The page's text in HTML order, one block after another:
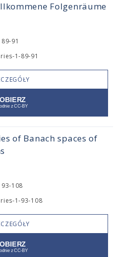
Folgenräume
91
1-89-91
of Banach spaces of
108
1-93-108